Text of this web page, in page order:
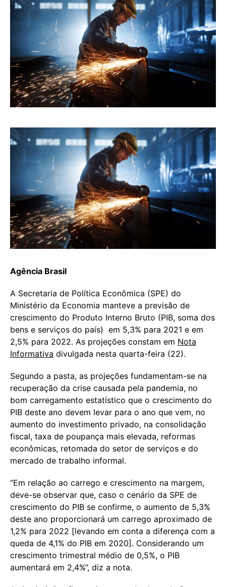
Agência Brasil
A Secretaria de Política Econômica (SPE) do
Ministério da Economia manteve a previsão de
crescimento do Produto Interno Bruto (PIB, soma dos
bens e serviços do país) em 5,3% para 2021 e em
2,5% para 2022. As projeções constam em Nota
Informativa divulgada nesta quarta-feira (22).
Segundo a pasta, as projeções fundamentam-se na
recuperação da crise causada pela pandemia, no
bom carregamento estatístico que o crescimento do
PIB deste ano devem levar para o ano que vem, no
aumento do investimento privado, na consolidação
fiscal, taxa de poupança mais elevada, reformas
econômicas, retomada do setor de serviços e do
mercado de trabalho informal.
“Em relação ao carrego e crescimento na margem,
deve-se observar que, caso o cenário da SPE de
crescimento do PIB se confirme, o aumento de 5,3%
deste ano proporcionará um carrego aproximado de
1,2% para 2022 [levando em conta a diferença com a
queda de 4,1% do PIB em 2020]. Considerando um
crescimento trimestral médio de 0,5%, o PIB
aumentará em 2,4%”, diz a nota.